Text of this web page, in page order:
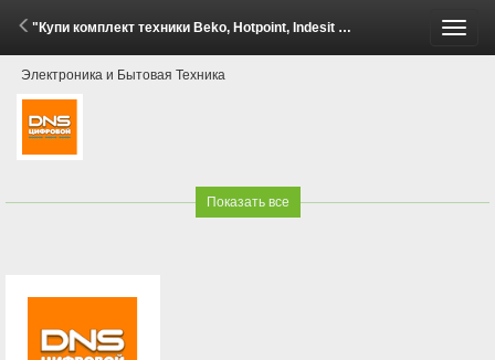
"Купи комплект техники Beko, Hotpoint, Indesit - получи скидку до 30%!" (7 Апреля - 1 Июня 2026)
Электроника и Бытовая Техника
Показать все